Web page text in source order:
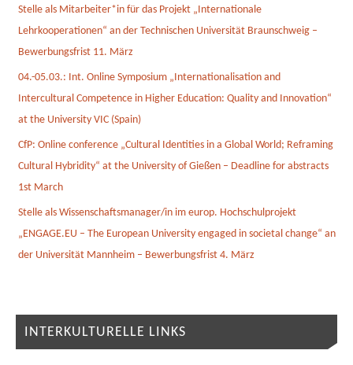
Stelle als Mitarbeiter*in für das Projekt „Internationale
Lehrkooperationen“ an der Technischen Universität Braunschweig –
Bewerbungsfrist 11. März
04.-05.03.: Int. Online Symposium „Internationalisation and
Intercultural Competence in Higher Education: Quality and Innovation“
at the University VIC (Spain)
CfP: Online conference „Cultural Identities in a Global World; Reframing
Cultural Hybridity“ at the University of Gießen – Deadline for abstracts
1st March
Stelle als Wissenschaftsmanager/in im europ. Hochschulprojekt
„ENGAGE.EU – The European University engaged in societal change“ an
der Universität Mannheim – Bewerbungsfrist 4. März
INTERKULTURELLE LINKS